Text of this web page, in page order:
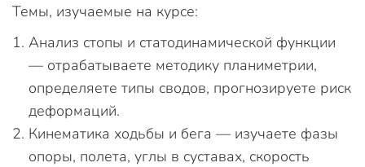
Темы, изучаемые на курсе:
Анализ стопы и статодинамической функции
— отрабатываете методику планиметрии,
определяете типы сводов, прогнозируете риск
деформаций.
Кинематика ходьбы и бега — изучаете фазы
опоры, полета, углы в суставах, скорость